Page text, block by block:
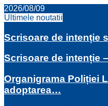
2026/08/09
Ultimele noutatii
Scrisoare de intenție
Scrisoare de intenție
Organigrama Poliției
adoptarea…